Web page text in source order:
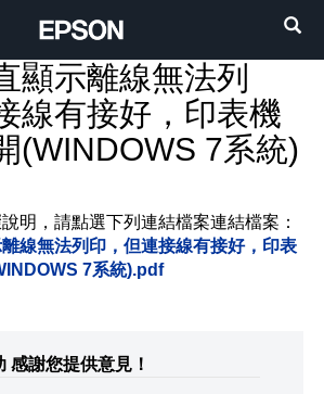
顯示離線無法列
線有接好，印表機
(WINDOWS 7系統)
明，請點選下列連結檔案連結檔案：
線無法列印，但連接線有接好，印表
7系統).pdf
感謝您提供意見！